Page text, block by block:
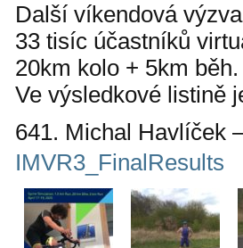
Další víkendová
33 tisíc účastníků
20km kolo + 5km běh.
Ve výsledkové listině
641. Michal Havlíček
IMVR3_FinalResults